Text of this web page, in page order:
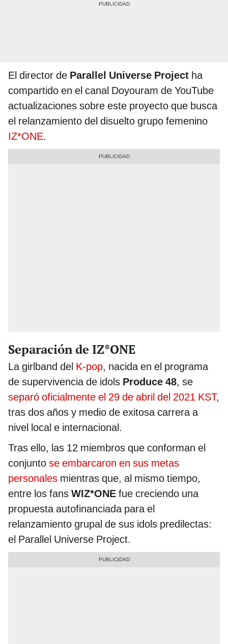
El director de Parallel Universe Project ha
compartido en el canal Doyouram de YouTube
actualizaciones sobre este proyecto que busca
el relanzamiento del disuelto grupo femenino
IZ*ONE.
Separación de IZ*ONE
La girlband del K-pop, nacida en el programa
de supervivencia de idols Produce 48, se
separó oficialmente el 29 de abril del 2021 KST,
tras dos años y medio de exitosa carrera a
nivel local e internacional.
Tras ello, las 12 miembros que conforman el
conjunto se embarcaron en sus metas
personales mientras que, al mismo tiempo,
entre los fans WIZ*ONE fue creciendo una
propuesta autofinanciada para el
relanzamiento grupal de sus idols predilectas:
el Parallel Universe Project.